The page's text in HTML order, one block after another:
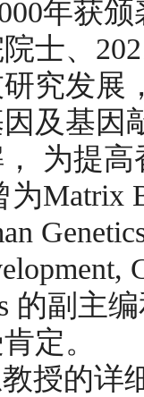
年获
士、
究发展
及基因
为提
Matrix
的副主
定。
授的详